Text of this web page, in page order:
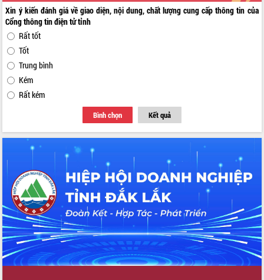
Xin ý kiến đánh giá về giao diện, nội dung, chất lượng cung cấp thông tin của
Cổng thông tin điện tử tỉnh
Rất tốt
Tốt
Trung bình
Kém
Rất kém
Bình chọn Kết quả